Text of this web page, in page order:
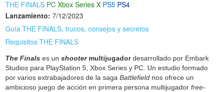
THE FINALS PC Xbox Series X PS5 PS4
Lanzamiento: 7/12/2023
Guía THE FINALS, trucos, consejos y secretos
Requisitos THE FINALS
The Finals es unshootermultijugadordesarrollado por Embark
Studios para PlayStation 5, Xbox Series y PC. Un estudio formado
por varios extrabajadores de la sagaBattlefield nos ofrece un
ambicioso juego de acción en primera persona multijugadorfree-